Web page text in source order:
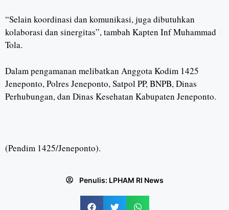
“Selain koordinasi dan komunikasi, juga dibutuhkan
kolaborasi dan sinergitas”, tambah Kapten Inf Muhammad
Tola.
Dalam pengamanan melibatkan Anggota Kodim 1425
Jeneponto, Polres Jeneponto, Satpol PP, BNPB, Dinas
Perhubungan, dan Dinas Kesehatan Kabupaten Jeneponto.
(Pendim 1425/Jeneponto).
Penulis: LPHAM RI News